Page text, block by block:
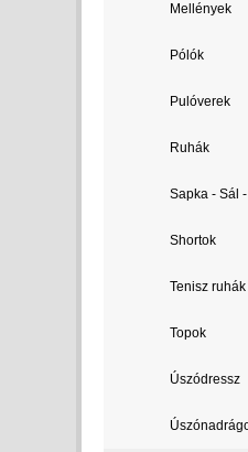
Mellények
Pólók
Pulóverek
Ruhák
Sapka - Sál
Shortok
Tenisz ruhák
Topok
Úszódressz